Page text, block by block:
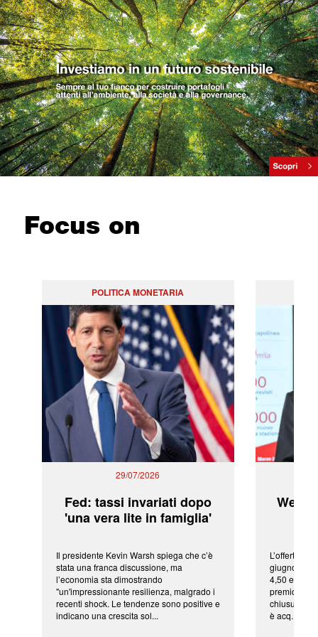
Focus on
POLITICA MONETARIA
29/07/2026
Fed: tassi invariati dopo
'una vera lite in famiglia'
Il presidente Kevin Warsh spiega che c’è
stata una franca discussione, ma
l’economia sta dimostrando
"un'impressionante resilienza, malgrado i
recenti shock. Le tendenze sono positive e
indicano una crescita sol...
L’offerta
giugno da
4,50 euro
premio di
chiusura
è acq...